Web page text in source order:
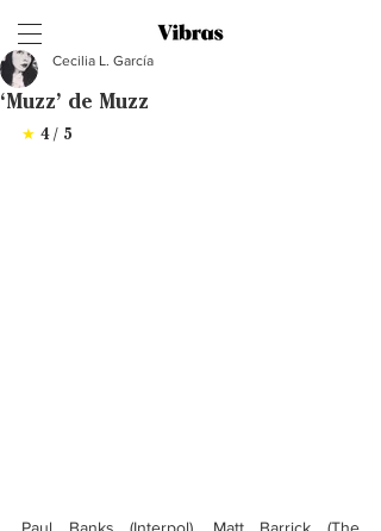
‘Muzz’ de Muzz
Cecilia L. García
★ 4 / 5